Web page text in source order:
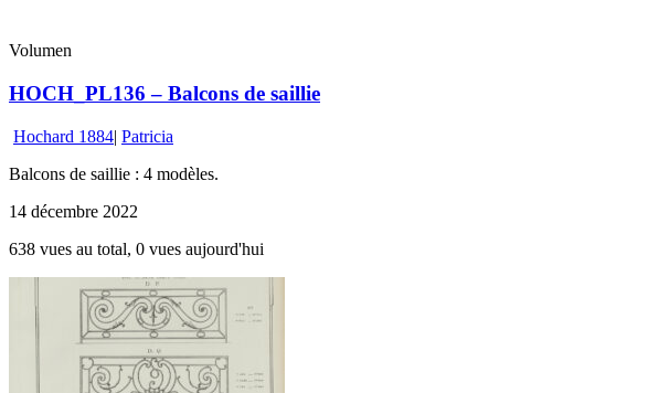
Volumen
HOCH_PL136 – Balcons de saillie
Hochard 1884| Patricia
Balcons de saillie : 4 modèles.
14 décembre 2022
638 vues au total, 0 vues aujourd'hui